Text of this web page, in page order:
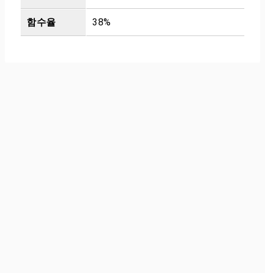
함수율 38%